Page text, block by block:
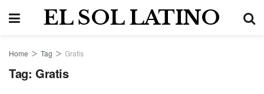
EL SOL LATINO
Home Tag Gratis
Tag: Gratis